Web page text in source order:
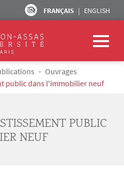
FRANÇAIS ENGLISH
Ouvrages
public dans l'immobilier neuf
PUBLIC
NEUF